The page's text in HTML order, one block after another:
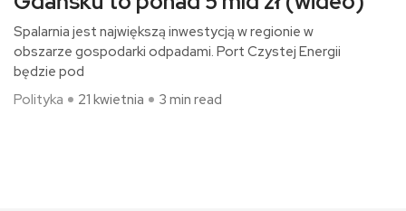
Spalarnia jest największą inwestycją w regionie w
obszarze gospodarki odpadami. Port Czystej Energii
będzie pod
Polityka
21 kwietnia 3 min read